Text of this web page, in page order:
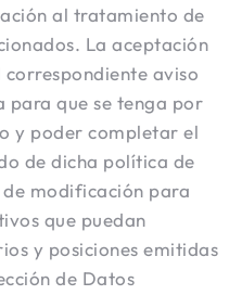
al tratamiento de
La aceptación
correspondiente aviso
para que se tenga por
y poder completar el
de dicha política de
modificación para
que puedan
y posiciones emitidas
de Datos